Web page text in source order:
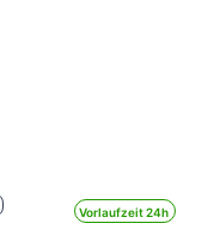
Vorlaufzeit 24h